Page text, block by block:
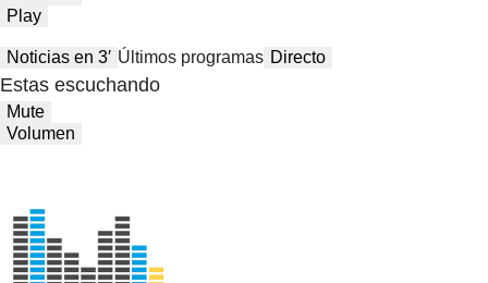
Play
Noticias en 3′ Últimos programas Directo
Estas escuchando
Mute
Volumen